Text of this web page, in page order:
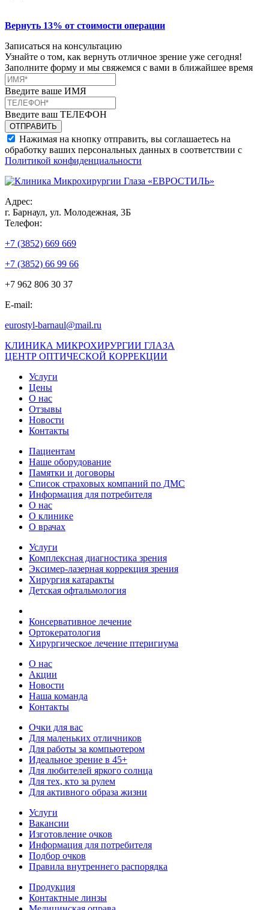
Вернуть 13% от стоимости операции
Записаться на консультацию
Узнайте о том, как вернуть отличное зрение уже сегодня!
Заполните форму и мы свяжемся с вами в ближайшее время
Введите ваше ИМЯ
Введите ваш ТЕЛЕФОН
Нажимая на кнопку отправить, вы соглашаетесь на
обработку ваших персональных данных в соответствии с
Политикой конфиденциальности
Адрес:
г. Барнаул, ул. Молодежная, 3Б
Телефон:
+7 (3852) 669 669
+7 (3852) 66 99 66
+7 962 806 30 37
E-mail:
eurostyl-barnaul@mail.ru
КЛИНИКА МИКРОХИРУРГИИ ГЛАЗА
ЦЕНТР ОПТИЧЕСКОЙ КОРРЕКЦИИ
Услуги
Цены
О нас
Отзывы
Новости
Контакты
Пациентам
Наше оборудование
Памятки и договоры
Список страховых компаний по ДМС
Информация для потребителя
О нас
О клинике
О врачах
Услуги
Комплексная диагностика зрения
Эксимер-лазерная коррекция зрения
Хирургия катаракты
Детская офтальмология
Консервативное лечение
Ортокератология
Хирургическое лечение птеригиума
О нас
Акции
Новости
Наша команда
Контакты
Очки для вас
Для маленьких отличников
Для работы за компьютером
Идеальное зрение в 45+
Для любителей яркого солнца
Для тех, кто за рулем
Для активного образа жизни
Услуги
Вакансии
Изготовление очков
Информация для потребителя
Подбор очков
Правила внутреннего распорядка
Продукция
Контактные линзы